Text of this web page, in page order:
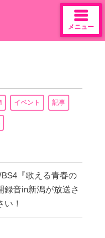
メニュー
イベント 記事
『歌える青春の
録音in新潟が放送さ
！